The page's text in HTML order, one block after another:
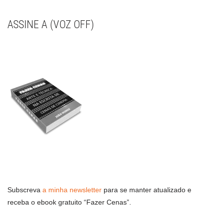
ASSINE A (VOZ OFF)
Subscreva a minha newsletter para se manter atualizado e
receba o ebook gratuito “Fazer Cenas”.